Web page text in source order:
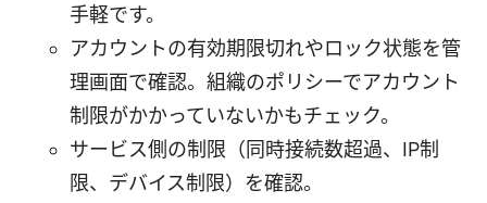
手軽です。
アカウントの有効期限切れやロック状態を管
理画面で確認。組織のポリシーでアカウント
制限がかかっていないかもチェック。
サービス側の制限（同時接続数超過、IP制
限、デバイス制限）を確認。